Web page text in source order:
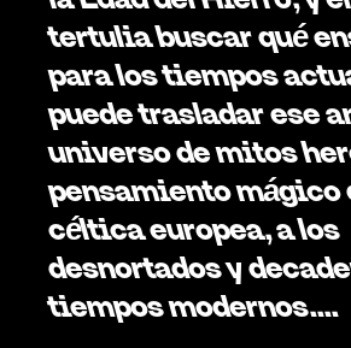
tertulia buscar qué
para los tiempos
puede trasladar ese
universo de mitos
pensamiento mágico
céltica europea, a los
desnortados y
tiempos modernos....